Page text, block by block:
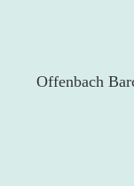
Offenbach